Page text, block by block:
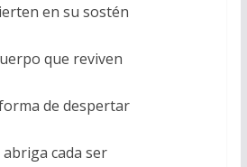
en su sostén
que reviven
de despertar
cada ser